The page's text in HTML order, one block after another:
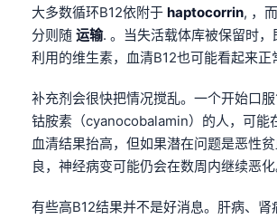
大多数循环B12依附于 haptocorrin, ，
分则随 运输. 。当失活载体库被保留时
利用的维生素，血清B12也可能看起来正
补充剂会很快把情况搅乱。一个开始口
钴胺素（cyanocobalamin）的人，可能
血清结果抬高，但如果潜在问题是恶性
良，神经病变可能仍会在数周内继续恶
有些高B12结果并不是好消息。肝病、肾